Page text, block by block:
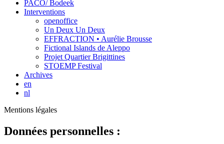
PACO/ Bodeek
Interventions
openoffice
Un Deux Un Deux
EFFRACTION • Aurélie Brousse
Fictional Islands de Aleppo
Projet Quartier Brigittines
STOEMP Festival
Archives
en
nl
Mentions légales
Données personnelles :